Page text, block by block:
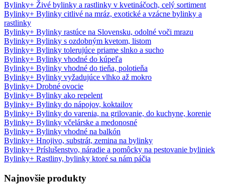
Bylinky+ Živé bylinky a rastlinky v kvetináčoch, celý sortiment
Bylinky+ Bylinky citlivé na mráz, exotické a vzácne bylinky a
rastlinky
Bylinky+ Bylinky rastúce na Slovensku, odolné voči mrazu
Bylinky+ Bylinky s ozdobným kvetom, listom
Bylinky+ Bylinky tolerujúce priame slnko a sucho
Bylinky+ Bylinky vhodné do kúpeľa
Bylinky+ Bylinky vhodné do tieňa, polotieňa
Bylinky+ Bylinky vyžadujúce vlhko až mokro
Bylinky+ Drobné ovocie
Bylinky+ Bylinky ako repelent
Bylinky+ Bylinky do nápojov, koktailov
Bylinky+ Bylinky do varenia, na grilovanie, do kuchyne, korenie
Bylinky+ Bylinky včelárske a medonosné
Bylinky+ Bylinky vhodné na balkón
Bylinky+ Hnojivo, substrát, zemina na bylinky
Bylinky+ Príslušenstvo, náradie a pomôcky na pestovanie byliniek
Bylinky+ Rastliny, bylinky ktoré sa nám páčia
Najnovšie produkty